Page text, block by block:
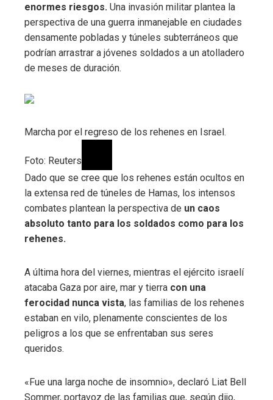
enormes riesgos. Una invasión militar plantea la
perspectiva de una guerra inmanejable en ciudades
densamente pobladas y túneles subterráneos que
podrían arrastrar a jóvenes soldados a un atolladero
de meses de duración.
Marcha por el regreso de los rehenes en Israel.
Foto: Reuters
Dado que se cree que los rehenes están ocultos en
la extensa red de túneles de Hamas, los intensos
combates plantean la perspectiva de un caos
absoluto tanto para los soldados como para los
rehenes.
A última hora del viernes, mientras el ejército israelí
atacaba Gaza por aire, mar y tierra con una
ferocidad nunca vista, las familias de los rehenes
estaban en vilo, plenamente conscientes de los
peligros a los que se enfrentaban sus seres
queridos.
«Fue una larga noche de insomnio», declaró Liat Bell
Sommer, portavoz de las familias que, según dijo,